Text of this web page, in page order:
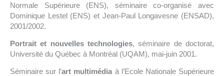
Normale Supérieure (ENS), séminaire co-organisé avec
Dominique Lestel (ENS) et Jean-Paul Longavesne (ENSAD),
2001/2002.
Portrait et nouvelles technologies, séminaire de doctorat,
Université du Québec à Montréal (UQAM), mai-juin 2001.
Séminaire sur l’art multimédia à l’Ecole Nationale Supérieure